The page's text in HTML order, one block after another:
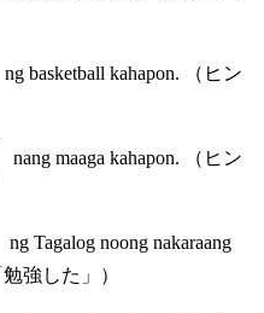
ng basketball kahapon. （ヒン
nang maaga kahapon. （ヒン
ng Tagalog noong nakaraang
強した」）